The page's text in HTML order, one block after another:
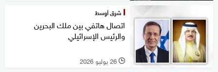
شرق أوسط
اتصال هاتفي بين ملك البحرين
والرئيس الإسرائيلي
l 26 يوليو 2026